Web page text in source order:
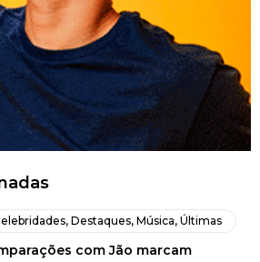
,Destaques,Música,Últimas
com Jão marcam